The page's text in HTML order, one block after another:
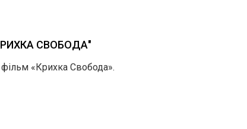
СВОБОДА"
«Крихка Свобода».